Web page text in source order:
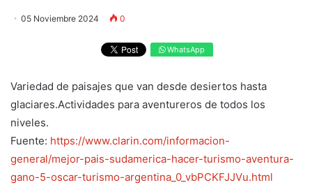
05 Noviembre 2024 0
WhatsApp
Variedad de paisajes que van desde desiertos hasta
glaciares.Actividades para aventureros de todos los
niveles.
Fuente: https://www.clarin.com/informacion-
general/mejor-pais-sudamerica-hacer-turismo-aventura-
gano-5-oscar-turismo-argentina_0_vbPCKFJJVu.html